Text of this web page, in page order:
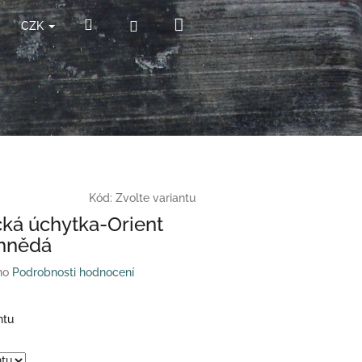
CZK HledatPřihlášeníNákupní
košík
Kód: Zvolte variantu
úchytka-Orient
Podrobnosti hodnocení